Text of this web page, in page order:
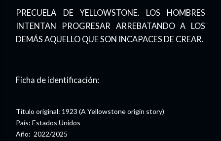
PRECUELA DE YELLOWSTONE. LOS HOMBRES
INTENTAN PROGRESAR ARREBATANDO A LOS
DEMÁS AQUELLO QUE SON INCAPACES DE CREAR.
Ficha de identificación:
Título original: 1923 (A Yellowstone origin story)
País: Estados Unidos
Año: 2022/2025